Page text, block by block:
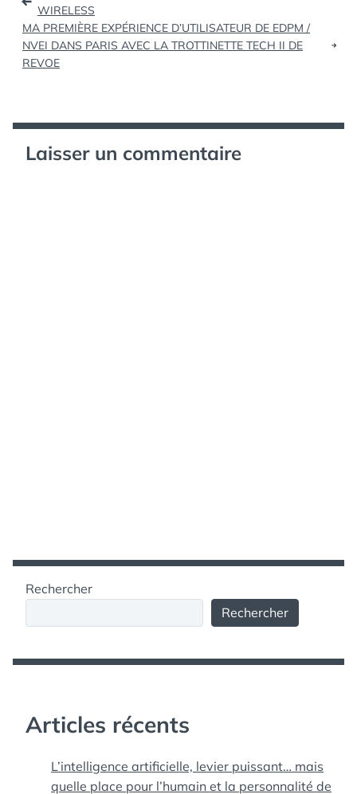
de
l’article
WIRELESS
MA PREMIÈRE EXPÉRIENCE D’UTILISATEUR DE EDPM /
NVEI DANS PARIS AVEC LA TROTTINETTE TECH II DE
REVOE
Laisser un commentaire
Rechercher
Rechercher
Articles récents
L’intelligence artificielle, levier puissant… mais
quelle place pour l’humain et la personnalité de